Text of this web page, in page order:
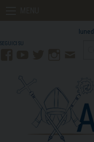
Mail